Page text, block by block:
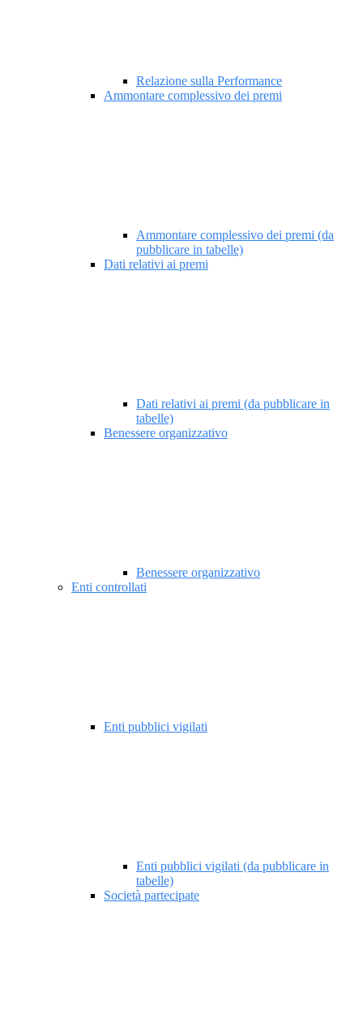
Relazione sulla Performance
Ammontare complessivo dei premi
Ammontare complessivo dei premi (da
pubblicare in tabelle)
Dati relativi ai premi
Dati relativi ai premi (da pubblicare in
tabelle)
Benessere organizzativo
Benessere organizzativo
Enti controllati
Enti pubblici vigilati
Enti pubblici vigilati (da pubblicare in
tabelle)
Società partecipate